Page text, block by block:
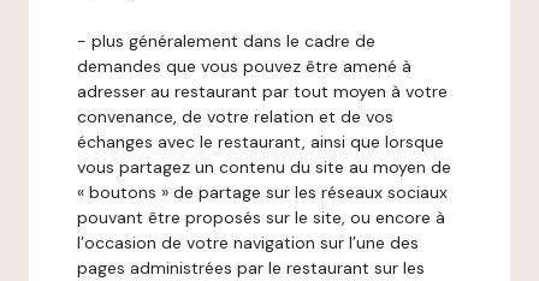
- plus généralement dans le cadre de
demandes que vous pouvez être amené à
adresser au restaurant par tout moyen à votre
convenance, de votre relation et de vos
échanges avec le restaurant, ainsi que lorsque
vous partagez un contenu du site au moyen de
« boutons » de partage sur les réseaux sociaux
pouvant être proposés sur le site, ou encore à
l’occasion de votre navigation sur l’une des
pages administrées par le restaurant sur les